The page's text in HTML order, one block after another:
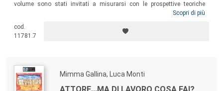
volume sono stati invitati a misurarsi con le prospettive teoriche
proposte dal sociologo francese sui temi dei movimenti sociali, dei
lavoro, del razzismo, dell’antisemitismo, della diversità e del
multiculturalismo, provando ad applicarle ai propri ambiti di studio e ai
Scopri di più
cod.
11781.7
Mimma Gallina, Luca Monti